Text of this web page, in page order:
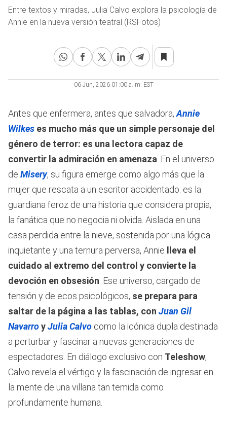
Entre textos y miradas, Julia Calvo explora la psicología de
Annie en la nueva versión teatral (RSFotos)
06 Jun, 2026 01:00 a. m. EST
Antes que enfermera, antes que salvadora, Annie
Wilkes es mucho más que un simple personaje del
género de terror: es una lectora capaz de
convertir la admiración en amenaza . En el universo
de Misery, su figura emerge como algo más que la
mujer que rescata a un escritor accidentado: es la
guardiana feroz de una historia que considera propia,
la fanática que no negocia ni olvida. Aislada en una
casa perdida entre la nieve, sostenida por una lógica
inquietante y una ternura perversa, Annie lleva el
cuidado al extremo del control y convierte la
devoción en obsesión . Ese universo, cargado de
tensión y de ecos psicológicos, se prepara para
saltar de la página a las tablas, con Juan Gil
NavarroyJulia Calvo como la icónica dupla destinada
a perturbar y fascinar a nuevas generaciones de
espectadores. En diálogo exclusivo con Teleshow,
Calvo revela el vértigo y la fascinación de ingresar en
la mente de una villana tan temida como
profundamente humana.